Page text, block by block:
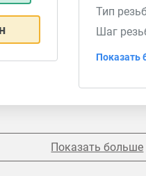
Тип
Шаг
Показать
Показать больше